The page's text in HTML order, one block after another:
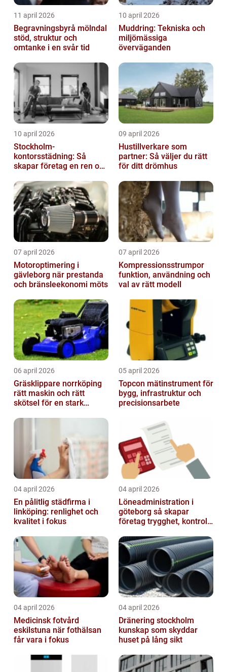
11 april 2026
Begravningsbyrå mölndal
stöd, struktur och
omtanke i en svår tid
10 april 2026
Muddring: Tekniska och
miljömässiga
överväganden
10 april 2026
Stockholm-
kontorsstädning: Så
skapar företag en ren och
09 april 2026
Hustillverkare som
partner: Så väljer du rätt
för ditt drömhus
07 april 2026
Motoroptimering i
gävleborg när prestanda
och bränsleekonomi möts
07 april 2026
Kompressionsstrumpor
funktion, användning och
val av rätt modell
06 april 2026
Gräsklippare norrköping
rätt maskin och rätt
skötsel för en stark
05 april 2026
Topcon mätinstrument för
bygg, infrastruktur och
precisionsarbete
04 april 2026
En pålitlig städfirma i
linköping: renlighet och
kvalitet i fokus
04 april 2026
Löneadministration i
göteborg så skapar
företag trygghet, kontroll
04 april 2026
Medicinsk fotvård
eskilstuna när fothälsan
får vara i fokus
04 april 2026
Dränering stockholm
kunskap som skyddar
huset på lång sikt